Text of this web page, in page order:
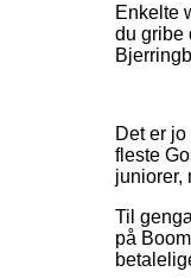
Enkelte
du gribe
Det er
fleste
juniorer,
Til
på